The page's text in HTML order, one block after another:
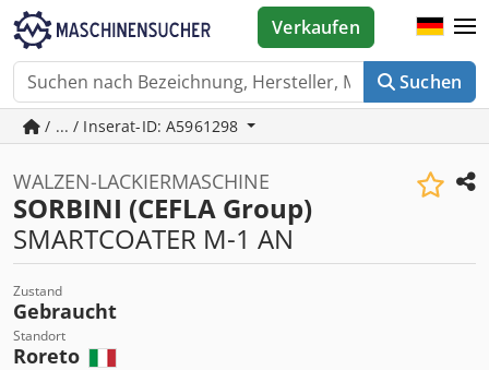
Suchen
Verkaufen
/ ... / Inserat-ID: A5961298
WALZEN-LACKIERMASCHINE
SORBINI (CEFLA Group)
SMARTCOATER M-1 AN
Zustand
Gebraucht
Standort
Roreto